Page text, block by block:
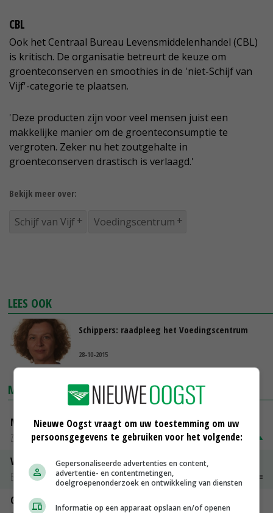
CBL
Ook het Centraal Bureau Levensmiddelenhandel (CBL)
is kritisch. De organisatie betreurt de keuze om
groenteconserven en smoothies in de 'niet-Schijf van
Vijf'-categorie te plaatsen.
'Deze producten zijn voor veel mensen juist een
makkelijke manier om de groenteconsumptie te
vergroten. Zeker nu het zoutgehalte in
groenteconserven drastisch is verlaagd.'
Bekijk meer over:
Schijf van Vijf Voedingscentrum
LEES OOK
Schippers: raadpleeg het Voedingscentrum
28-10-2015
MARKTPRIJZEN
Magere melkpoeder
Zuivel NL
€ 269,00 € 7,00
Vleeskuikens 2001-2600 gr
Barneveld
€ 1,11
Gerst
Nieuwe Oogst vraagt om uw toestemming om uw
persoonsgegevens te gebruiken voor het volgende:
Gepersonaliseerde advertenties en content,
advertentie- en contentmetingen,
doelgroepenonderzoek en ontwikkeling van diensten
Informatie op een apparaat opslaan en/of openen